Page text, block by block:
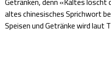
altes chinesisches Sprichwort
Speisen und Getränke wird